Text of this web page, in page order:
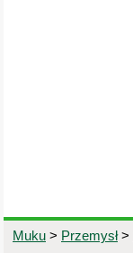
Muku > Przemysł>